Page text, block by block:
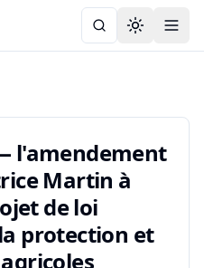
Toggle
l'amendement
Martin à
de loi
protection et